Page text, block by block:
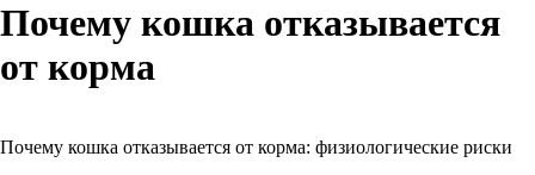
Почему кошка отказывается
от корма
Почему кошка отказывается от корма: физиологические риски